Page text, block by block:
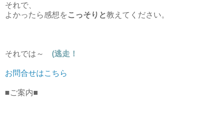
それで、
よかったら感想を こっそりと教えてください。
それでは～ (逃走！
お問合せはこちら
■ご案内■